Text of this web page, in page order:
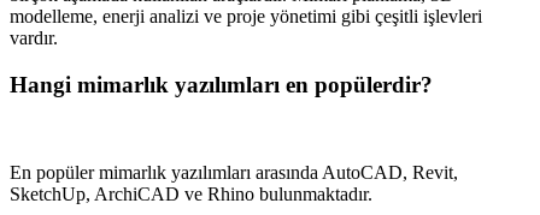
modelleme, enerji analizi ve proje yönetimi gibi çeşitli işlevleri
vardır.
Hangi mimarlık yazılımları en popülerdir?
En popüler mimarlık yazılımları arasında AutoCAD, Revit,
SketchUp, ArchiCAD ve Rhino bulunmaktadır.